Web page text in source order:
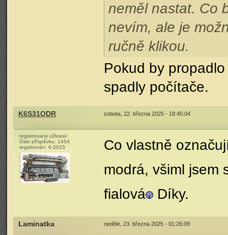
neměl nastat. Co
nevím, ale je
ručně klikou.
Pokud by
spadly počítače.
K6S31ODR sobota, 22. března 2025 - 18:45:04
registrovaný uživatel
číslo příspěvku: 1454
registrován: 6-2015
Co vlastně
modrá, všiml jsem
fialová
Díky.
Laminatka neděle, 23. března 2025 - 01:26:09